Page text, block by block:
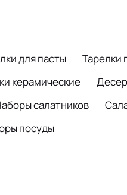
для пасты Тарелки
керамические
салатников
посуды